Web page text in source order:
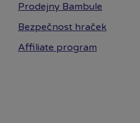
Prodejny Bambule
Bezpečnost hraček
Affiliate program